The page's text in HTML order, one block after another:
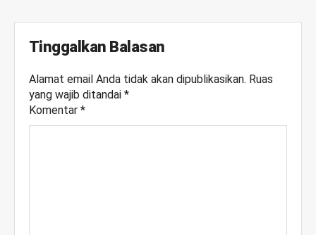
Tinggalkan Balasan
Alamat email Anda tidak akan dipublikasikan. Ruas
yang wajib ditandai *
Komentar *